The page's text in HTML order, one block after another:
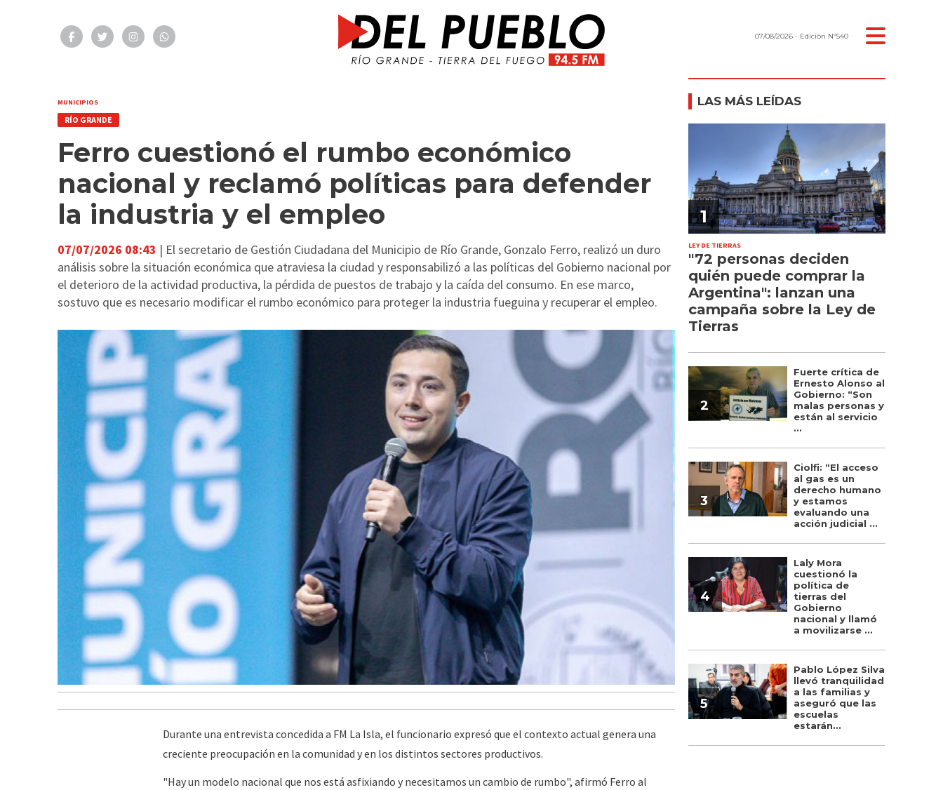
07/08/2026 - Edición Nº540
MUNICIPIOS
RÍO GRANDE
Ferro cuestionó el rumbo económico
nacional y reclamó políticas para defender
la industria y el empleo
07/07/2026 08:43 | El secretario de Gestión Ciudadana del Municipio de Río Grande, Gonzalo Ferro, realizó un duro
análisis sobre la situación económica que atraviesa la ciudad y responsabilizó a las políticas del Gobierno nacional por
el deterioro de la actividad productiva, la pérdida de puestos de trabajo y la caída del consumo. En ese marco,
sostuvo que es necesario modificar el rumbo económico para proteger la industria fueguina y recuperar el empleo.
Durante una entrevista concedida a FM La Isla, el funcionario expresó que el contexto actual genera una
creciente preocupación en la comunidad y en los distintos sectores productivos.
"Hay un modelo nacional que nos está asfixiando y necesitamos un cambio de rumbo", afirmó Ferro al
LAS MÁS LEÍDAS
1
LEY DE TIERRAS
"72 personas deciden
quién puede comprar la
Argentina": lanzan una
campaña sobre la Ley de
Tierras
2
Fuerte crítica de
Ernesto Alonso al
Gobierno: “Son
malas personas y
están al servicio
...
3
Ciolfi: “El acceso
al gas es un
derecho humano
y estamos
evaluando una
acción judicial ...
4
Laly Mora
cuestionó la
política de
tierras del
Gobierno
nacional y llamó
a movilizarse ...
5
Pablo López Silva
llevó tranquilidad
a las familias y
aseguró que las
escuelas
estarán...